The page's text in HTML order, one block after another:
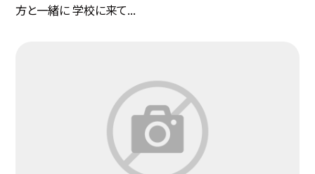
方と一緒に 学校に来て...